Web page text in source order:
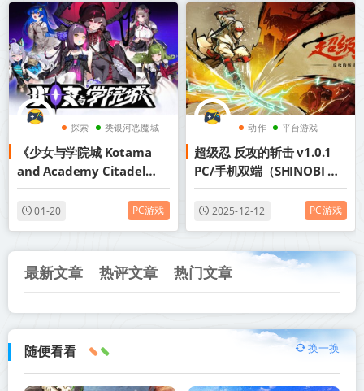
探索 类银河恶魔城
平台游戏
《少女与学院城 Kotama
and Academy Citadel》
v1.00.01.01丨中文版网盘下
载 01-20 PC游戏
动作 平台游戏
冒险
超级忍 反攻的斩击 v1.0.1
PC/手机双端（SHINOBI Art
of Vengeance）中文版网盘
下载2025-12-12 PC游戏
最新文章 热评文章 热门文章
随便看看 换一换